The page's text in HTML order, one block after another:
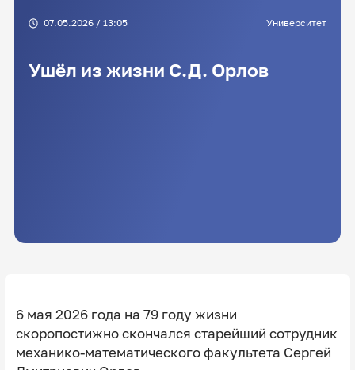
07.05.2026 / 13:05 Университет
Ушёл из жизни С.Д. Орлов
6 мая 2026 года на 79 году жизни
скоропостижно скончался старейший сотрудник
механико-математического факультета Сергей